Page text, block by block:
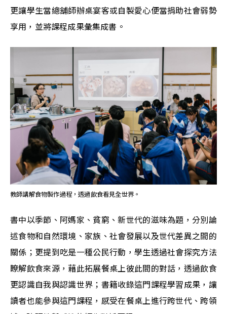
更讓學生當總舖師辦桌宴客或自製愛心便當捐助社會弱勢
享用，並將課程成果彙集成書。
教師講解食物製作過程，透過飲食看見全世界。
書中以季節、阿媽家、貧窮、新世代的滋味為題，分別論
述食物和自然環境、家族、社會發展以及世代差異之間的
關係；更提到吃是一種公民行動，學生透過社會探究方法
瞭解飲食來源，藉此拓展餐桌上彼此間的對話，透過飲食
更認識自我與認識世界；書籍收錄這門課程學習成果，讓
讀者也能參與這門課程，感受在餐桌上進行跨世代、跨領